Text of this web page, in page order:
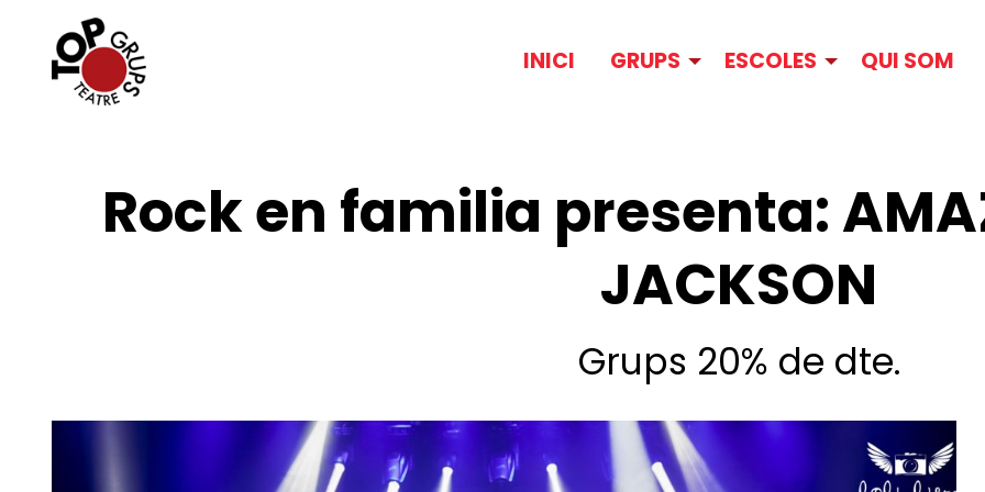
INICI GRUPS ESCOLES QUI SOM
Rock en familia presenta:
JACKSON
Grups 20% de dte.